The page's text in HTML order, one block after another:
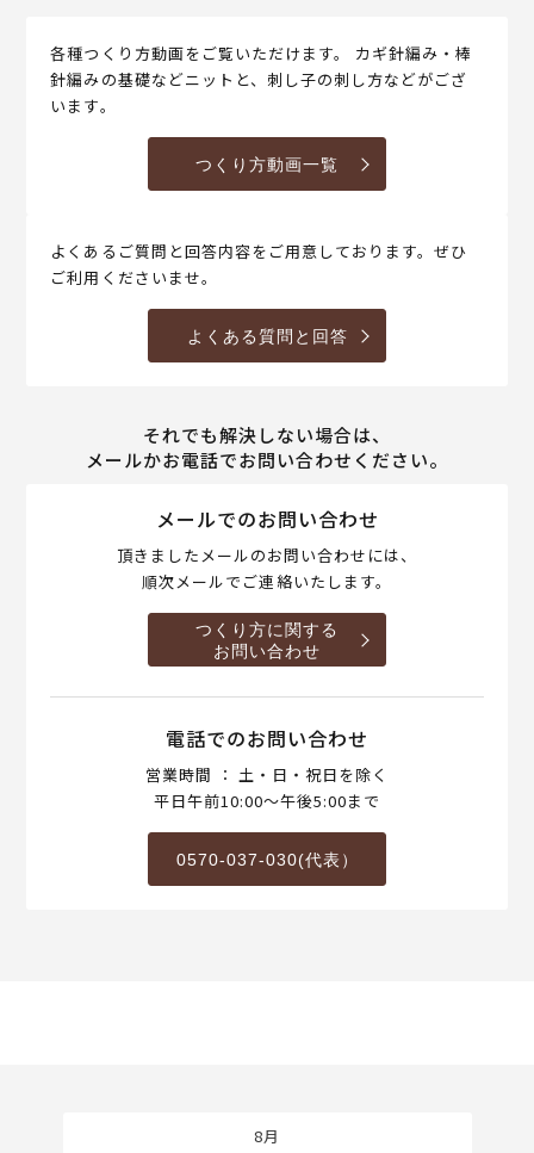
各種つくり方動画をご覧いただけます。 カギ針編み・棒
針編みの基礎などニットと、刺し子の刺し方などがござ
います。
つくり方動画一覧
よくあるご質問と回答内容をご用意しております。ぜひ
ご利用くださいませ。
よくある質問と回答
それでも解決しない場合は、
メールかお電話でお問い合わせください。
メールでのお問い合わせ
頂きましたメールのお問い合わせには、
順次メールでご連絡いたします。
つくり方に関する
お問い合わせ
電話でのお問い合わせ
営業時間 ： 土・日・祝日を除く
平日午前10:00～午後5:00まで
0570-037-030(代表）
8月